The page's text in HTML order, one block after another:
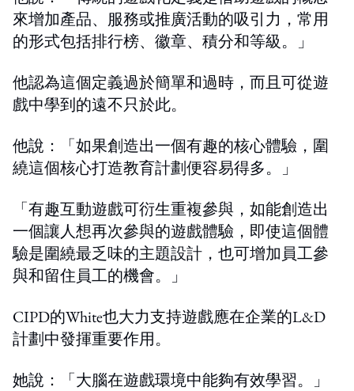
來增加產品、服務或推廣活動的吸引力，常用
的形式包括排行榜、徽章、積分和等級。」
他認為這個定義過於簡單和過時，而且可從遊
戲中學到的遠不只於此。
他說：「如果創造出一個有趣的核心體驗，圍
繞這個核心打造教育計劃便容易得多。」
「有趣互動遊戲可衍生重複參與，如能創造出
一個讓人想再次參與的遊戲體驗，即使這個體
驗是圍繞最乏味的主題設計，也可增加員工參
與和留住員工的機會。」
CIPD的White也大力支持遊戲應在企業的L&D
計劃中發揮重要作用。
她說：「大腦在遊戲環境中能夠有效學習。」